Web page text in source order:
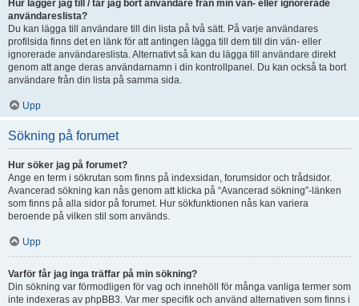
Hur lägger jag till / tar jag bort användare från min vän- eller ignorerade
användareslista?
Du kan lägga till användare till din lista på två sätt. På varje användares
profilsida finns det en länk för att antingen lägga till dem till din vän- eller
ignorerade användareslista. Alternativt så kan du lägga till användare direkt
genom att ange deras användarnamn i din kontrollpanel. Du kan också ta bort
användare från din lista på samma sida.
Upp
Sökning på forumet
Hur söker jag på forumet?
Ange en term i sökrutan som finns på indexsidan, forumsidor och trådsidor.
Avancerad sökning kan nås genom att klicka på “Avancerad sökning”-länken
som finns på alla sidor på forumet. Hur sökfunktionen nås kan variera
beroende på vilken stil som används.
Upp
Varför får jag inga träffar på min sökning?
Din sökning var förmodligen för vag och innehöll för många vanliga termer som
inte indexeras av phpBB3. Var mer specifik och använd alternativen som finns i